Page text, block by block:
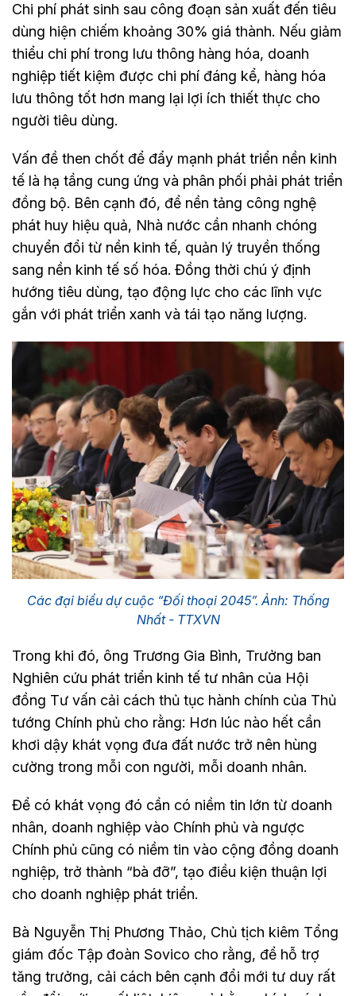
Chi phí phát sinh sau công đoạn sản xuất đến tiêu
dùng hiện chiếm khoảng 30% giá thành. Nếu giảm
thiểu chi phí trong lưu thông hàng hóa, doanh
nghiệp tiết kiệm được chi phí đáng kể, hàng hóa
lưu thông tốt hơn mang lại lợi ích thiết thực cho
người tiêu dùng.
Vấn đề then chốt để đẩy mạnh phát triển nền kinh
tế là hạ tầng cung ứng và phân phối phải phát triển
đồng bộ. Bên cạnh đó, để nền tảng công nghệ
phát huy hiệu quả, Nhà nước cần nhanh chóng
chuyển đổi từ nền kinh tế, quản lý truyền thống
sang nền kinh tế số hóa. Đồng thời chú ý định
hướng tiêu dùng, tạo động lực cho các lĩnh vực
gắn với phát triển xanh và tái tạo năng lượng.
Các đại biểu dự cuộc “Đối thoại 2045”. Ảnh: Thống
Nhất - TTXVN
Trong khi đó, ông Trương Gia Bình, Trưởng ban
Nghiên cứu phát triển kinh tế tư nhân của Hội
đồng Tư vấn cải cách thủ tục hành chính của Thủ
tướng Chính phủ cho rằng: Hơn lúc nào hết cần
khơi dậy khát vọng đưa đất nước trở nên hùng
cường trong mỗi con người, mỗi doanh nhân.
Để có khát vọng đó cần có niềm tin lớn từ doanh
nhân, doanh nghiệp vào Chính phủ và ngược
Chính phủ cũng có niềm tin vào cộng đồng doanh
nghiệp, trở thành “bà đỡ”, tạo điều kiện thuận lợi
cho doanh nghiệp phát triển.
Bà Nguyễn Thị Phương Thảo, Chủ tịch kiêm Tổng
giám đốc Tập đoàn Sovico cho rằng, để hỗ trợ
tăng trưởng, cải cách bên cạnh đổi mới tư duy rất